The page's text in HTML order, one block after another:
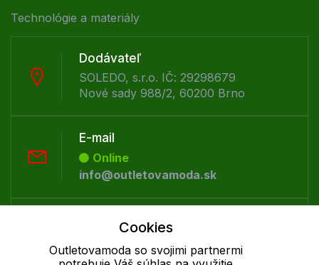
Technológie a materiály
Dodávateľ
SOLEDO, s.r.o. IČ: 29298679
Nové sady 988/2, 60200 Brno
E-mail
Online
info@outletovamoda.sk
Telefón:
+421 277 270 055
Cookies
Outletovamoda so svojimi partnermi